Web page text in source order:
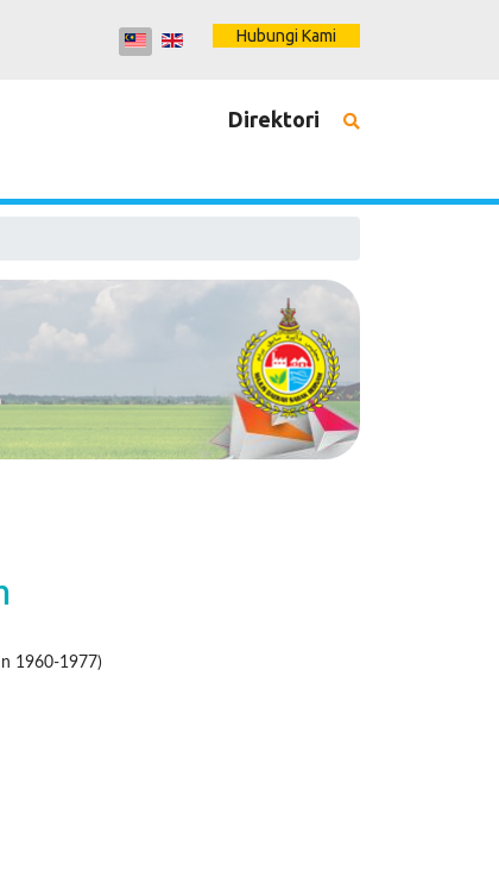
Hubungi Kami
Direktori
1960-1977)